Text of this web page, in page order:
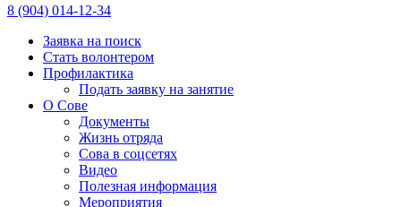
8 (904) 014-12-34
Заявка на поиск
Стать волонтером
Профилактика
Подать заявку на занятие
О Сове
Документы
Жизнь отряда
Сова в соцсетях
Видео
Полезная информация
Мероприятия